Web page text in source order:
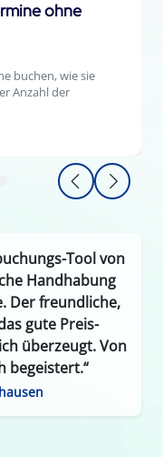
ohne
buchen, wie sie
Anzahl der
Tool von
Handhabung
Der freundliche,
gute Preis-
überzeugt. Von
begeistert.“